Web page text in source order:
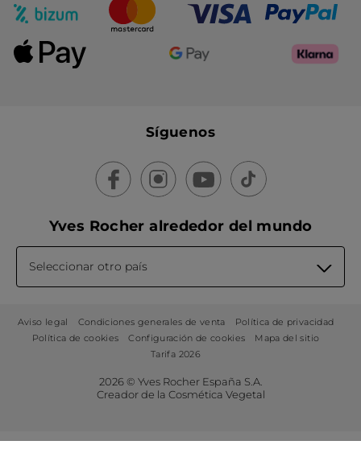
Síguenos
Yves Rocher alrededor del mundo
Seleccionar otro país
Aviso legal Condiciones generales de venta
Política de privacidad
Política de cookies
Configuración de cookies
Mapa del sitio
Tarifa 2026
2026 © Yves Rocher España S.A.
Creador de la Cosmética Vegetal